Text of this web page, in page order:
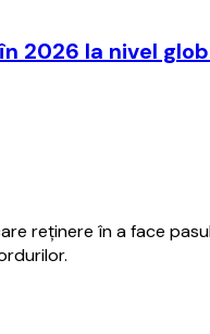
2026 la nivel
reţinere în a face